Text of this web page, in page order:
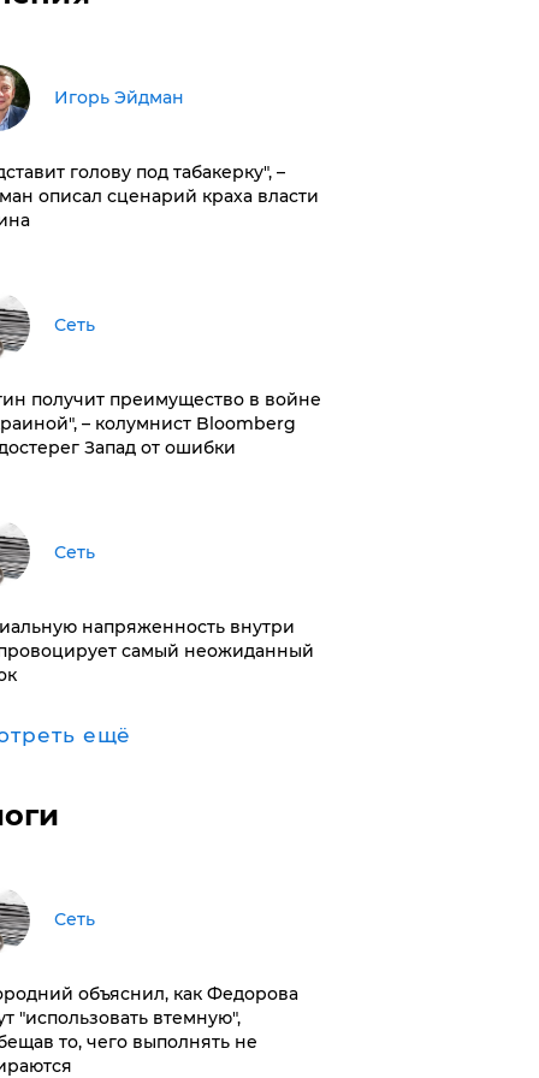
Игорь Эйдман
голову под табакерку", –
описал сценарий краха власти
Сеть
получит преимущество в войне
– колумнист Bloomberg
Запад от ошибки
Сеть
напряженность внутри
самый неожиданный
ещё
Сеть
объяснил, как Федорова
"использовать втемную",
то, чего выполнять не